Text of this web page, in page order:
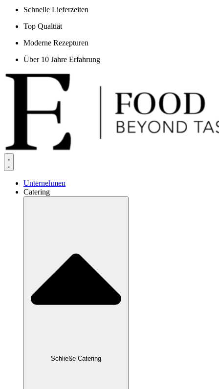
Schnelle Lieferzeiten
Top Qualtiät
Moderne Rezepturen
Über 10 Jahre Erfahrung
Unternehmen
Catering
Schließe Catering